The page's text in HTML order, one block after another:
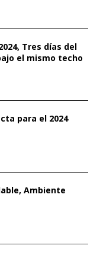
2024, Tres días del
el mismo techo
para el 2024
Ambiente